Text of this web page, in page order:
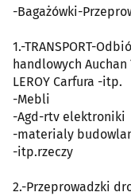
-Bagażówki-
1.-TRANSPORT-
handlowych Auchan
LEROY Carfura -itp.
-Mebli
-Agd-rtv elektroniki
-materialy
-itp.rzeczy
2.-Przeprowadzki